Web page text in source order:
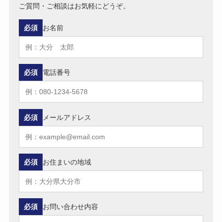
ご質問・ご相談はお気軽にどうぞ。
お名前
必須
電話番号
必須
メールアドレス
必須
お住まいの地域
必須
お問い合わせ内容
必須